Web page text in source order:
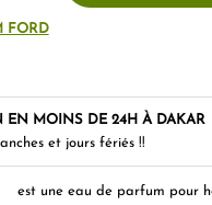
est une eau de parfum pour
FORD
EN MOINS DE 24H À DAKAR
et jours fériés !!